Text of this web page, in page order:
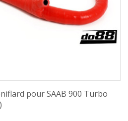
pour SAAB 900 Turbo